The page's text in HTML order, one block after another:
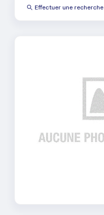
Effectuer une recherche